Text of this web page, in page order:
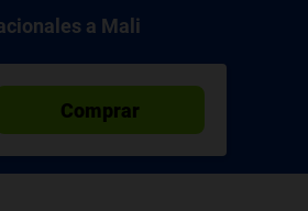
a Mali
Comprar